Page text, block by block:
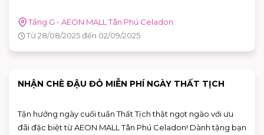
Tầng G - AEON MALL Tân Phú Celadon
Từ 28/08/2025 đến 02/09/2025
NHẬN CHÈ ĐẬU ĐỎ MIỄN PHÍ NGÀY THẤT TỊCH
Tận hưởng ngày cuối tuần Thất Tịch thật ngọt ngào với ưu
đãi đặc biệt từ AEON MALL Tân Phú Celadon! Dành tặng bạn